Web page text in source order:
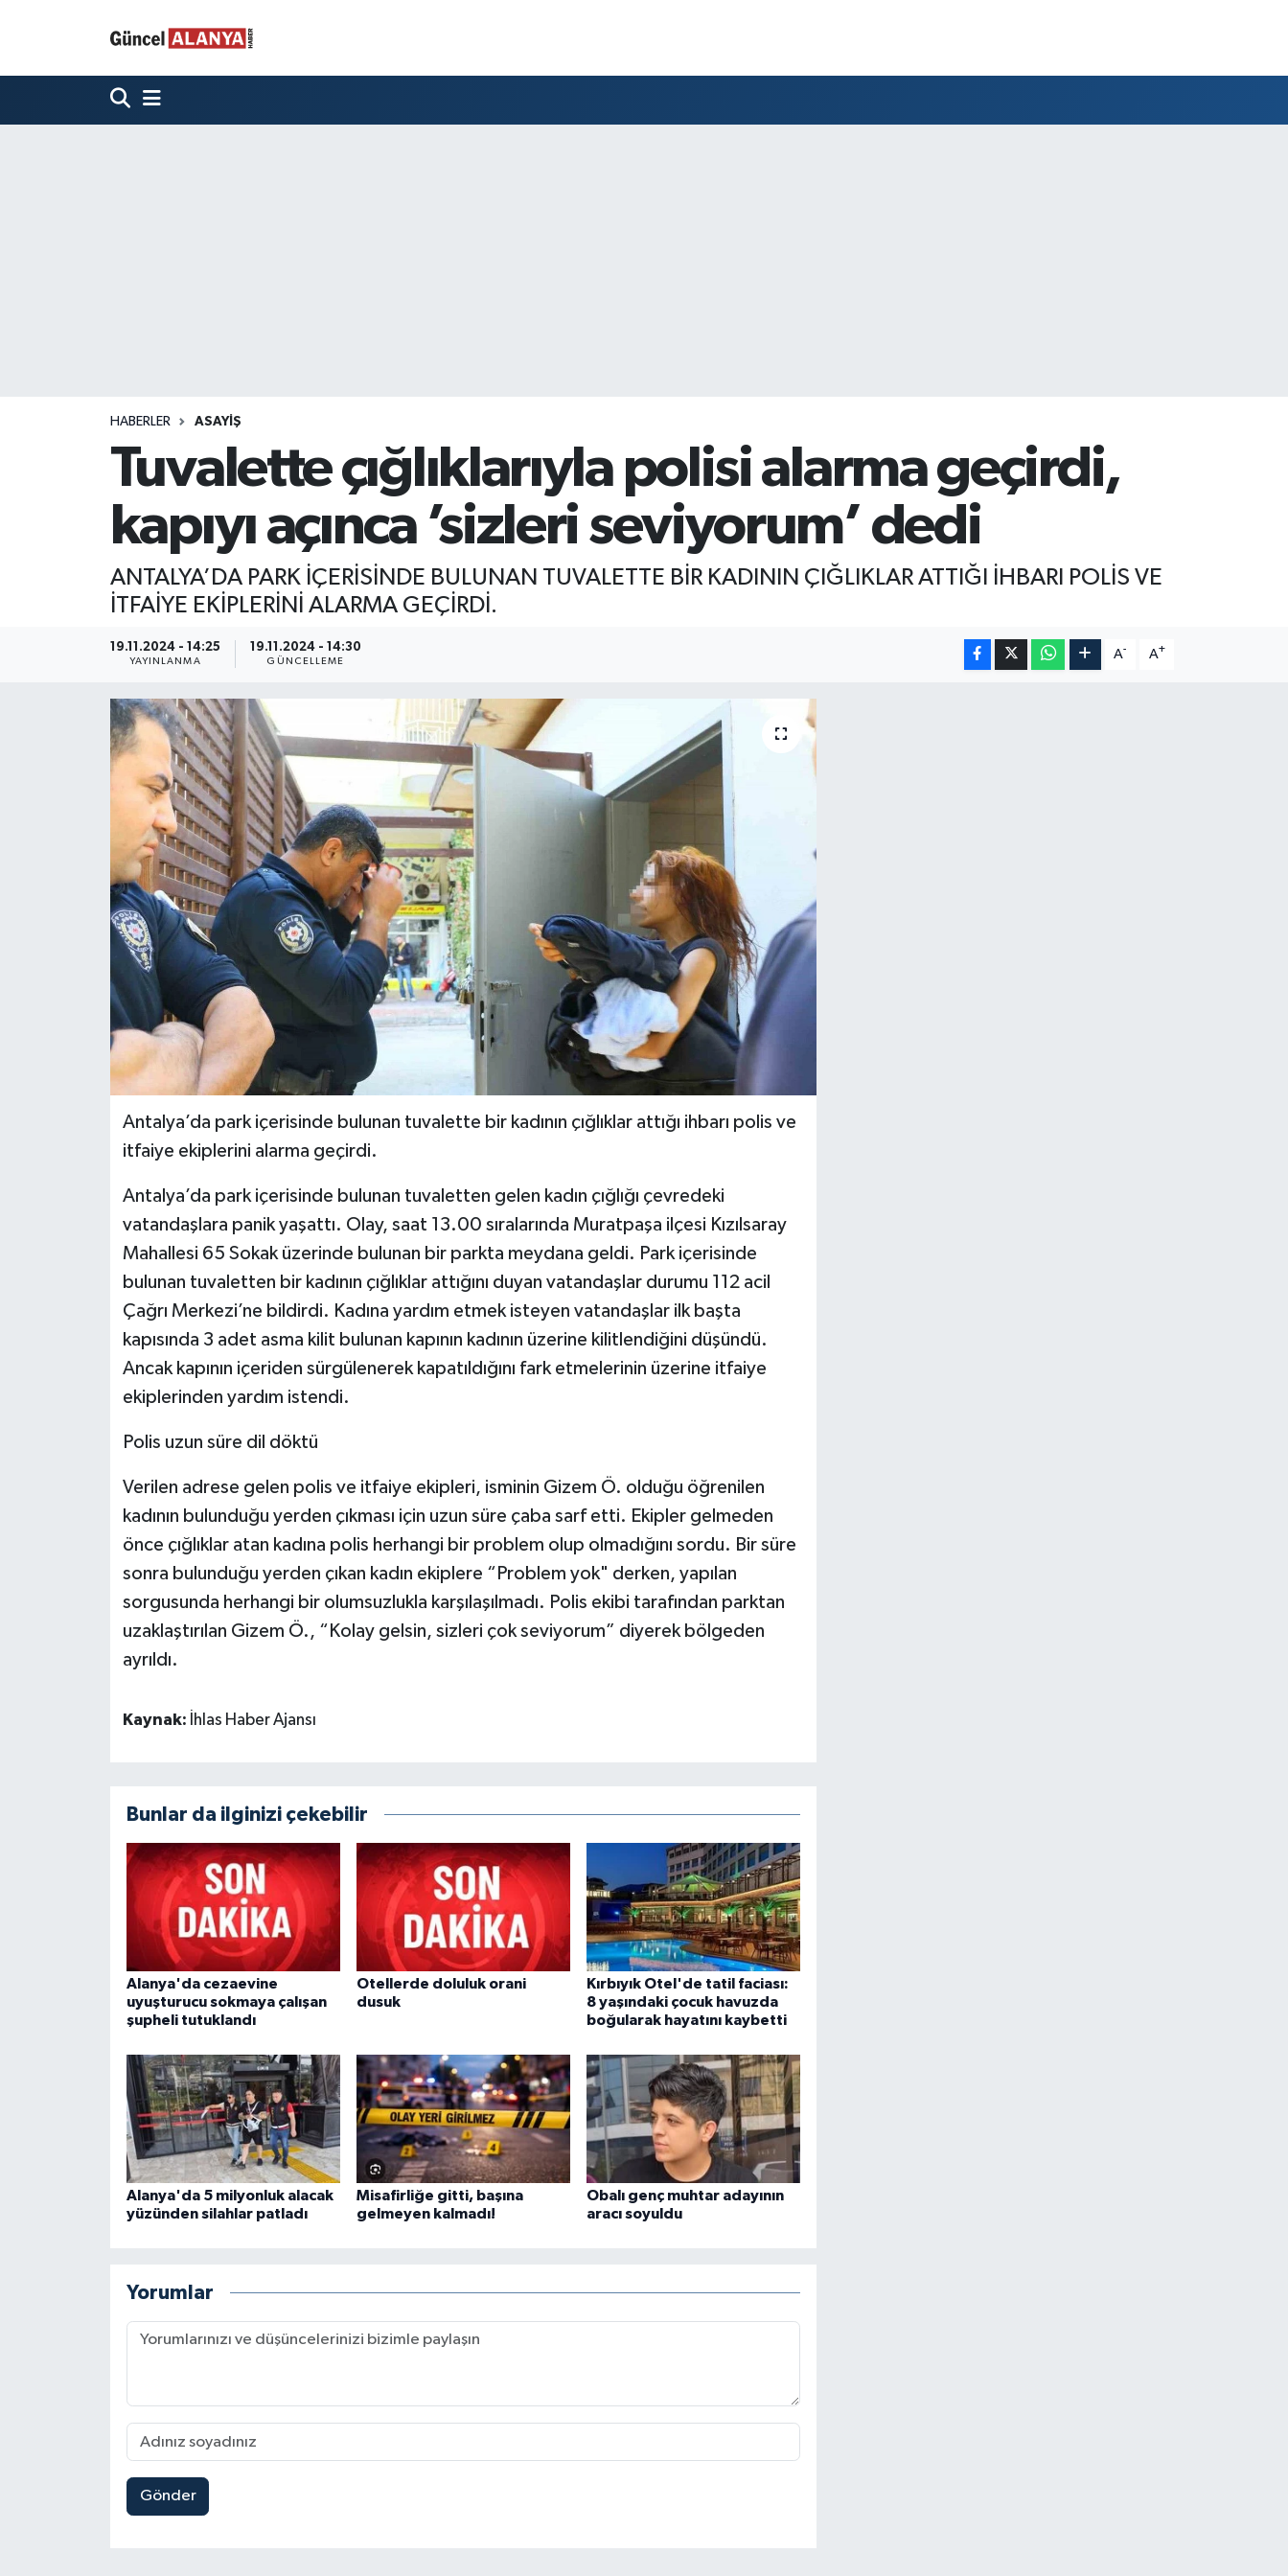
HABERLER ASAYIŞ
Tuvalette çığlıklarıyla polisi alarma geçirdi,
kapıyı açınca ’sizleri seviyorum’ dedi
ANTALYA’DA PARK İÇERİSİNDE BULUNAN TUVALETTE BİR KADININ ÇIĞLIKLAR ATTIĞI İHBARI POLİS VE
İTFAİYE EKİPLERİNİ ALARMA GEÇİRDİ.
19.11.2024 - 14:25
YAYINLANMA
19.11.2024 - 14:30
GÜNCELLEME
A- A+
Antalya’da park içerisinde bulunan tuvalette bir kadının çığlıklar attığı ihbarı polis ve
itfaiye ekiplerini alarma geçirdi.
Antalya’da park içerisinde bulunan tuvaletten gelen kadın çığlığı çevredeki
vatandaşlara panik yaşattı. Olay, saat 13.00 sıralarında Muratpaşa ilçesi Kızılsaray
Mahallesi 65 Sokak üzerinde bulunan bir parkta meydana geldi. Park içerisinde
bulunan tuvaletten bir kadının çığlıklar attığını duyan vatandaşlar durumu 112 acil
Çağrı Merkezi’ne bildirdi. Kadına yardım etmek isteyen vatandaşlar ilk başta
kapısında 3 adet asma kilit bulunan kapının kadının üzerine kilitlendiğini düşündü.
Ancak kapının içeriden sürgülenerek kapatıldığını fark etmelerinin üzerine itfaiye
ekiplerinden yardım istendi.
Polis uzun süre dil döktü
Verilen adrese gelen polis ve itfaiye ekipleri, isminin Gizem Ö. olduğu öğrenilen
kadının bulunduğu yerden çıkması için uzun süre çaba sarf etti. Ekipler gelmeden
önce çığlıklar atan kadına polis herhangi bir problem olup olmadığını sordu. Bir süre
sonra bulunduğu yerden çıkan kadın ekiplere “Problem yok" derken, yapılan
sorgusunda herhangi bir olumsuzlukla karşılaşılmadı. Polis ekibi tarafından parktan
uzaklaştırılan Gizem Ö., “Kolay gelsin, sizleri çok seviyorum” diyerek bölgeden
ayrıldı.
Kaynak: İhlas Haber Ajansı
Bunlar da ilginizi çekebilir
Alanya'da cezaevine
uyuşturucu sokmaya çalışan
şupheli tutuklandı
Otellerde doluluk orani
dusuk
Kırbıyık Otel'de tatil faciası:
8 yaşındaki çocuk havuzda
boğularak hayatını kaybetti
Alanya'da 5 milyonluk alacak
yüzünden silahlar patladı
Misafirliğe gitti, başına
gelmeyen kalmadı!
Obalı genç muhtar adayının
aracı soyuldu
Yorumlar
Gönder